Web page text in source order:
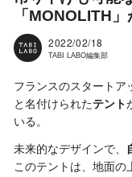
「MONOLITH
2022/02/18
TABI LABO編集部
フランスのスタートア
と名付けられたテント
いる。
未来的なデザインで、
このテントは、地面の